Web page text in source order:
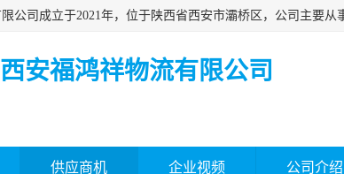
西安福鸿祥物流有限公司
供应商机 企业视频 公司介绍